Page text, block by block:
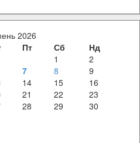
2026
Пт Сб
Нд
1
2
7 8
9
14 15
16
21 22
23
28 29
30